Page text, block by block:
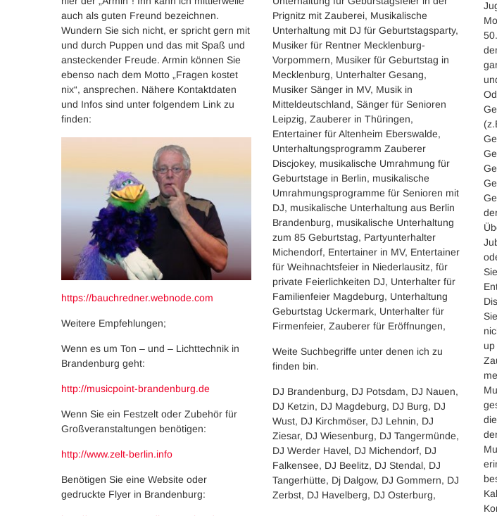
auch als guten Freund bezeichnen.
Wundern Sie sich nicht, er spricht gern mit
und durch Puppen und das mit Spaß und
ansteckender Freude. Armin können Sie
ebenso nach dem Motto „Fragen kostet
nix“, ansprechen. Nähere Kontaktdaten
und Infos sind unter folgendem Link zu
finden:
https://bauchredner.webnode.com
Weitere Empfehlungen;
Wenn es um Ton – und – Lichttechnik in
Brandenburg geht:
http://musicpoint-brandenburg.de
Wenn Sie ein Festzelt oder Zubehör für
Großveranstaltungen benötigen:
http://www.zelt-berlin.info
Benötigen Sie eine Website oder
gedruckte Flyer in Brandenburg:
Prignitz mit Zauberei, Musikalische
Unterhaltung mit DJ für Geburtstagsparty,
Musiker für Rentner Mecklenburg-
Vorpommern, Musiker für Geburtstag in
Mecklenburg, Unterhalter Gesang,
Musiker Sänger in MV, Musik in
Mitteldeutschland, Sänger für Senioren
Leipzig, Zauberer in Thüringen,
Entertainer für Altenheim Eberswalde,
Unterhaltungsprogramm Zauberer
Discjokey, musikalische Umrahmung für
Geburtstage in Berlin, musikalische
Umrahmungsprogramme für Senioren mit
DJ, musikalische Unterhaltung aus Berlin
Brandenburg, musikalische Unterhaltung
zum 85 Geburtstag, Partyunterhalter
Michendorf, Entertainer in MV, Entertainer
für Weihnachtsfeier in Niederlausitz, für
private Feierlichkeiten DJ, Unterhalter für
Familienfeier Magdeburg, Unterhaltung
Geburtstag Uckermark, Unterhalter für
Firmenfeier, Zauberer für Eröffnungen,
Weite Suchbegriffe unter denen ich zu
finden bin.
DJ Brandenburg, DJ Potsdam, DJ Nauen,
DJ Ketzin, DJ Magdeburg, DJ Burg, DJ
Wust, DJ Kirchmöser, DJ Lehnin, DJ
Ziesar, DJ Wiesenburg, DJ Tangermünde,
DJ Werder Havel, DJ Michendorf, DJ
Falkensee, DJ Beelitz, DJ Stendal, DJ
Tangerhütte, Dj Dalgow, DJ Gommern, DJ
Zerbst, DJ Havelberg, DJ Osterburg,